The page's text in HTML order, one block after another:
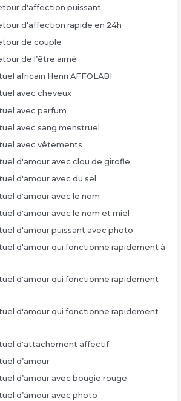
d'affection puissant
d'affection rapide en 24h
de couple
de l’être aimé
africain Henri AFFOLABI
avec cheveux
avec parfum
avec sang menstruel
avec vêtements
d'amour avec clou de girofle
d'amour avec du sel
d'amour avec le nom
d'amour avec le nom et miel
d'amour puissant avec photo
d'amour qui fonctionne rapidement à
d'amour qui fonctionne rapidement
d'amour qui fonctionne rapidement
d'attachement affectif
d’amour
d’amour avec bougie rouge
d’amour avec photo